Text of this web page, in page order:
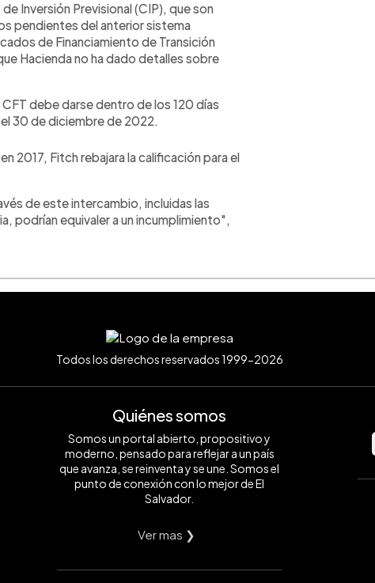
Inversión Previsional (CIP), que son
pendientes del anterior sistema
de Financiamiento de Transición
Hacienda no ha dado detalles sobre
debe darse dentro de los 120 días
30 de diciembre de 2022.
2017, Fitch rebajara la calificación para el
de este intercambio, incluidas las
podrían equivaler a un incumplimiento",
Todos los derechos reservados 1999-2026
Quiénes somos
Somos un portal abierto, propositivo y
moderno, pensado para reflejar a un país
que avanza, se reinventa y se une. Somos el
punto de conexión con lo mejor de El
Salvador.
Ver mas ❯